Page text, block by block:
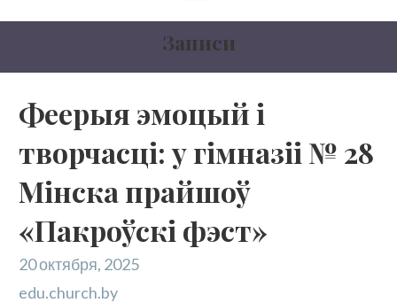
сотрудничеству со светскими
учреждениями образования
БЕЛОРУССКИЙ ЭКЗАРХАТ
МОСКОВСКИЙ ПАТРИАРХАТ
Записи
Феерыя эмоцый і
творчасці: у гімназіі № 28
Мінска прайшоў
«Пакроўскі фэст»
20 октября, 2025
edu.church.by